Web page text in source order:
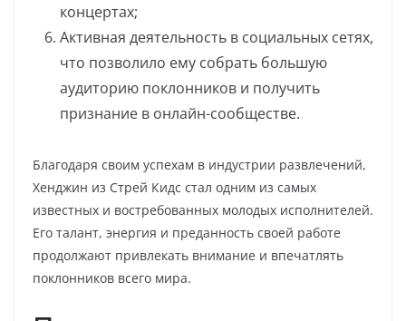
концертах;
Активная деятельность в социальных сетях,
что позволило ему собрать большую
аудиторию поклонников и получить
признание в онлайн-сообществе.
Благодаря своим успехам в индустрии развлечений,
Хенджин из Стрей Кидс стал одним из самых
известных и востребованных молодых исполнителей.
Его талант, энергия и преданность своей работе
продолжают привлекать внимание и впечатлять
поклонников всего мира.